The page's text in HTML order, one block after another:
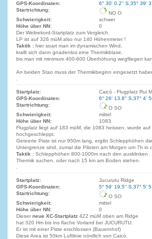
GPS-Koordinaten:
6° 30' 0.2'' S,35° 39'
Startrichtung:
NO O
Schwierigkeit:
schwer
Höhe über NN:
0
Der Weltrekord-Startplatz zum Vergleich.
LP ist auf 326 müM also nur 140 Höhenmeter !
Taktik : hier soart man im dynamischen Wind,
krallt sich dann gnadenlos eine Thermikblase,
bis man mit minimum 400-600 Überhöhung wegfliegen
An beiden Stao muss der Thermikbeginn eingesetzt
Startplatz:
Caicó - Flugplatz Rui
GPS-Koordinaten:
6° 26' 13.8'' S,37° 4'
Startrichtung:
O SO
Schwierigkeit:
mittel
Höhe über NN:
1083
Flugplatz liegt auf 183 müM, die 1083 heissen, wurde auf
hochgeschleppt.
Geteerte Piste ist nur 950m lang, ergibt Schlepphöhen
Untergrenze sind, zumal die Piloten am Morgen um 7h in
Taktik : Schlepphöhen 800-1000m nach den ausklinken
Thermik suchen, oder nach 15 km am Boden stehen.
Startplatz:
Jucurutu Ridge
GPS-Koordinaten:
5° 59' 19.5'' S,37° 5'
Startrichtung:
O SO
Schwierigkeit:
mittel
Höhe über NN:
0
Dieser neue XC-Startplatz 422 müM oben am Ridge
hat 320 Hm bis ins flache Vorland bei JUCURUTU.
Er ist mit einer Piste erschlossen (Bauernhof)
Diese Area ist 50km Luftlinie nördlich von Caicó.